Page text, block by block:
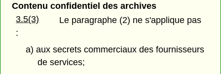
Contenu confidentiel des archives
3.5(3)
Le paragraphe (2) ne s'applique pas
:
a) aux secrets commerciaux des fournisseurs
de services;